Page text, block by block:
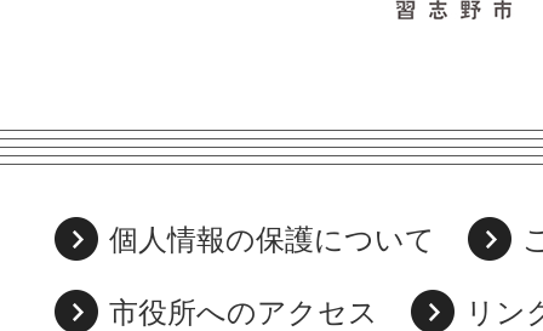
個人情報の保護について
市役所へのアクセス
リン